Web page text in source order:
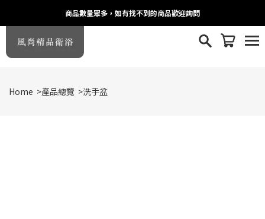
商品數量眾多，如有找不到的商品歡迎詢問
Home >產品總覽 >洗手盆